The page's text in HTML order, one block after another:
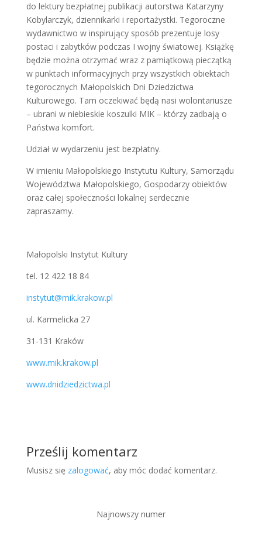
do lektury bezpłatnej publikacji autorstwa Katarzyny
Kobylarczyk, dziennikarki i reportażystki. Tegoroczne
wydawnictwo w inspirujący sposób prezentuje losy
postaci i zabytków podczas I wojny światowej. Książkę
będzie można otrzymać wraz z pamiątkową pieczątką
w punktach informacyjnych przy wszystkich obiektach
tegorocznych Małopolskich Dni Dziedzictwa
Kulturowego. Tam oczekiwać będą nasi wolontariusze
– ubrani w niebieskie koszulki MIK – którzy zadbają o
Państwa komfort.
Udział w wydarzeniu jest bezpłatny.
W imieniu Małopolskiego Instytutu Kultury, Samorządu
Województwa Małopolskiego, Gospodarzy obiektów
oraz całej społeczności lokalnej serdecznie
zapraszamy.
Małopolski Instytut Kultury
tel. 12 422 18 84
instytut@mik.krakow.pl
ul. Karmelicka 27
31-131 Kraków
www.mik.krakow.pl
www.dnidziedzictwa.pl
Prześlij komentarz
Musisz się zalogować, aby móc dodać komentarz.
Najnowszy numer